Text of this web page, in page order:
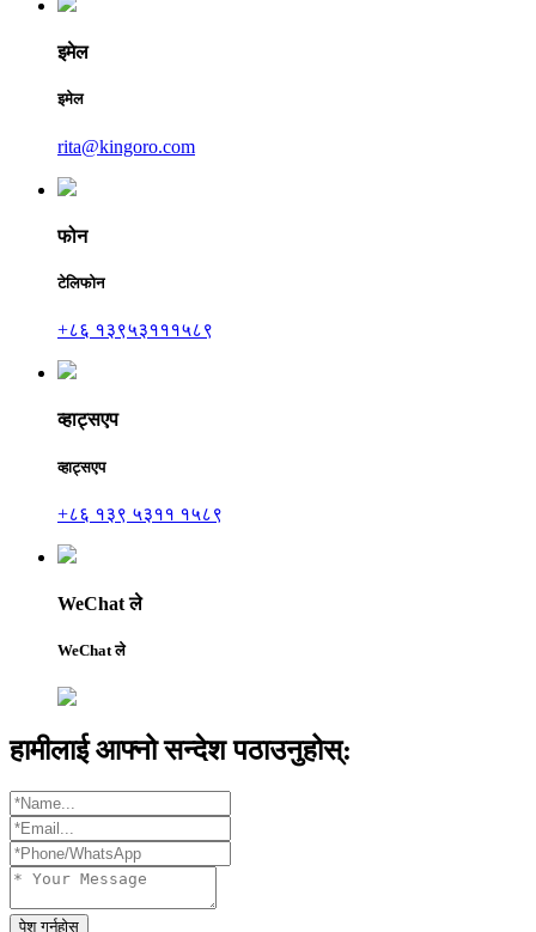
इमेल
इमेल
rita@kingoro.com
फोन
टेलिफोन
+८६ १३९५३१११५८९
व्हाट्सएप
व्हाट्सएप
+८६ १३९ ५३११ १५८९
WeChat ले
WeChat ले
हामीलाई आफ्नो सन्देश पठाउनुहोस्:
पेश गर्नुहोस्